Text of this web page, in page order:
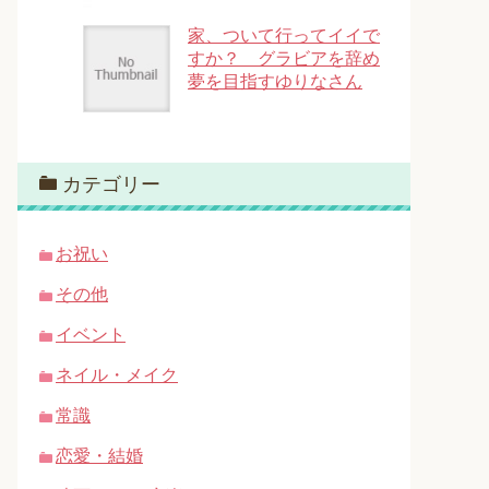
家、ついて行ってイイで
すか？ グラビアを辞め
夢を目指すゆりなさん
カテゴリー
お祝い
その他
イベント
ネイル・メイク
常識
恋愛・結婚